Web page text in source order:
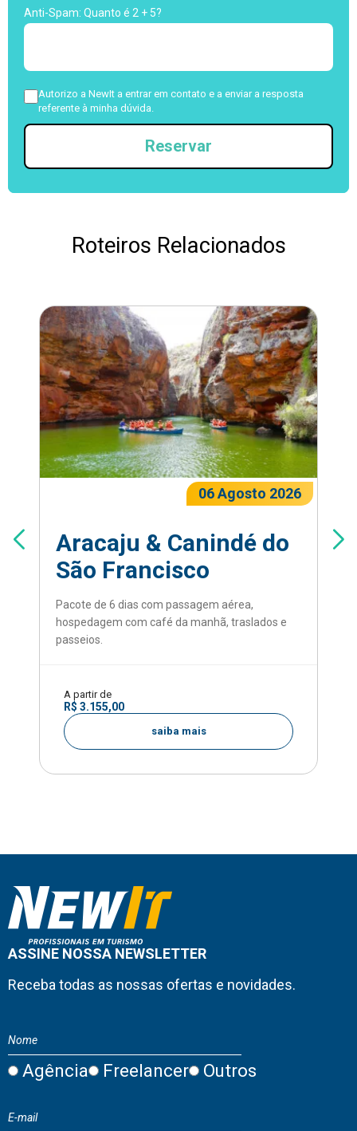
Anti-Spam: Quanto é 2 + 5?
Autorizo a NewIt a entrar em contato e a enviar a resposta
referente à minha dúvida.
Reservar
Roteiros Relacionados
06 Agosto 2026
Aracaju & Canindé do
São Francisco
Pacote de 6 dias com passagem aérea,
hospedagem com café da manhã, traslados e
passeios.
A partir de
R$ 3.155,00
saiba mais
ASSINE NOSSA NEWSLETTER
Receba todas as nossas ofertas e novidades.
Agência Freelancer Outros